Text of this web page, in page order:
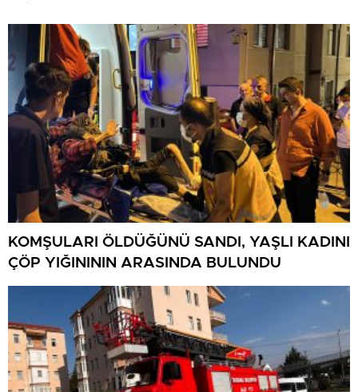
KOMŞULARI ÖLDÜĞÜNÜ SANDI, YAŞLI KADINI
ÇÖP YIĞINININ ARASINDA BULUNDU